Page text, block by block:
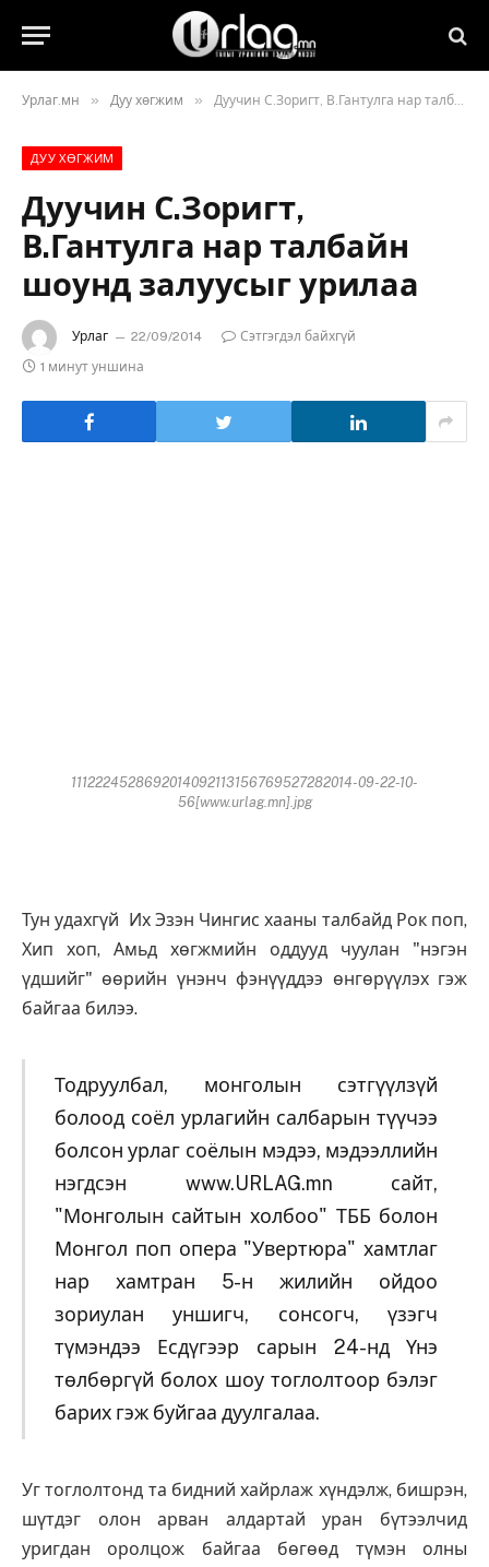
Урлаг.мн » Дуу хөгжим » Дуучин С.Зоригт, В.Гантулга нар талбайн шоунд залуусыг урилаа
ДУУ ХӨГЖИМ
Дуучин С.Зоригт,
В.Гантулга нар талбайн
шоунд залуусыг урилаа
Урлаг 22/09/2014
Сэтгэгдэл байхгүй
1 минут уншина
1112224528692014092113156769527282014-09-22-10-
56[www.urlag.mn].jpg
Тун удахгүй Их Эзэн Чингис хааны талбайд Рок поп,
Хип хоп, Амьд хөгжмийн оддууд чуулан "нэгэн
үдшийг" өөрийн үнэнч фэнүүддээ өнгөрүүлэх гэж
байгаа билээ.
Тодруулбал, монголын сэтгүүлзүй
болоод соёл урлагийн салбарын түүчээ
болсон урлаг соёлын мэдээ, мэдээллийн
нэгдсэн www.URLAG.mn сайт,
"Монголын сайтын холбоо" ТББ болон
Монгол поп опера "Увертюра" хамтлаг
нар хамтран 5-н жилийн ойдоо
зориулан уншигч, сонсогч, үзэгч
түмэндээ Есдүгээр сарын 24-нд Үнэ
төлбөргүй болох шоу тоглолтоор бэлэг
барих гэж буйгаа дуулгалаа.
Уг тоглолтонд та бидний хайрлаж хүндэлж, бишрэн,
шүтдэг олон арван алдартай уран бүтээлчид
уригдан оролцож байгаа бөгөөд түмэн олны